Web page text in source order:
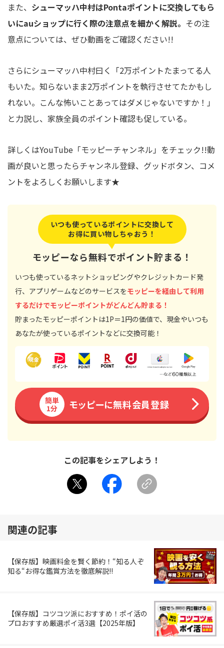
また、 シューマッハ中村はPontaポイントに交換してもら
いにauショップに行く際の注意点を細かく解説。 その注
意点については、ぜひ動画をご確認ください!!
さらにシューマッハ中村曰く「2万ポイントたまってる人
もいた。知らないまま2万ポイントを執行させてたかもし
れない。こんな怖いことあってはダメじゃないですか！」
と力説し、家族全員のポイント確認も促している。
詳しくはYouTube「モッピーチャンネル」をチェック!!動
画が良いと思ったらチャンネル登録、グッドボタン、コメ
ントをよろしくお願いします★
いつも使っているポイントに交換して
お得に買い物しちゃおう！
モッピーなら無料でポイント貯まる！
いつも使っているネットショッピングやクレジットカード発
行、アプリゲームなどのサービスをモッピーを経由して利用
するだけでモッピーポイントがどんどん貯まる！
貯まったモッピーポイントは1P＝1円の価値で、現金やいつも
あなたが使っているポイントなどに交換可能！
簡単
1分
モッピーに無料会員登録
この記事をシェアしよう！
関連の記事
【保存版】映画料金を賢く節約！“知る人ぞ
知る“お得な鑑賞方法を徹底解説!!
【保存版】コツコツ派におすすめ！ポイ活の
プロおすすめ厳選ポイ活3選【2025年版】